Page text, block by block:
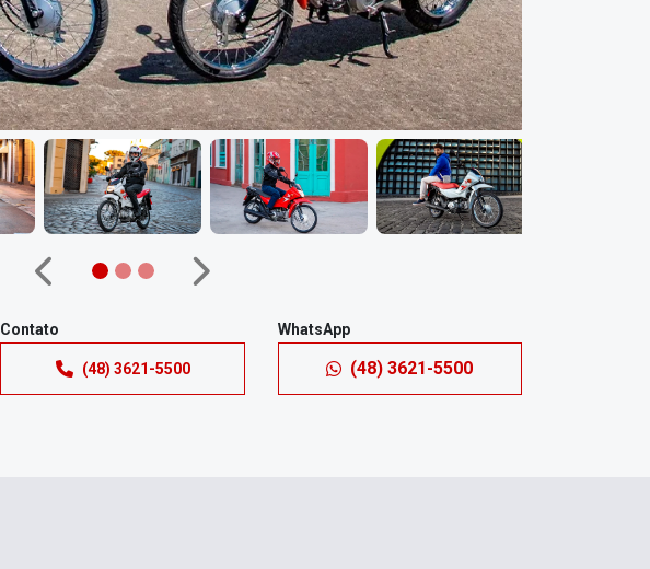
Anterior Próximo
Contato
(48) 3621-5500
WhatsApp
(48) 3621-5500